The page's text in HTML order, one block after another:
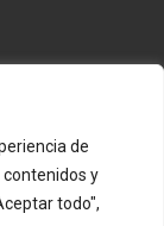
de
y
todo",